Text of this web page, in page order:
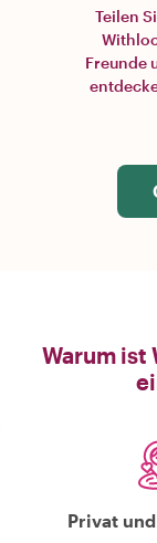
Teilen
Freunde
Warum ist
Privat